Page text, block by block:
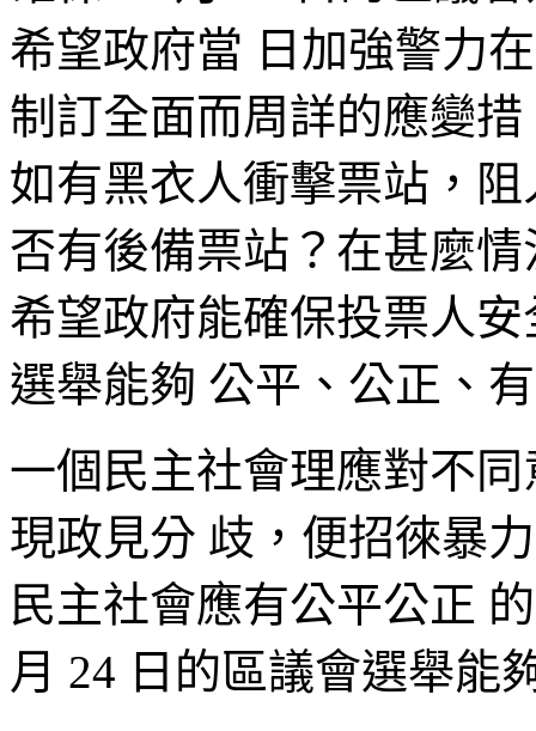
希望政府當 日加強警力
制訂全面而周詳的應變
如有黑衣人衝擊票站，
否有後備票站？在甚麼
希望政府能確保投票人
選舉能夠 公平、公正、
一個民主社會理應對不
現政見分 歧，便招徠暴
民主社會應有公平公正
月 24 日的區議會選舉能